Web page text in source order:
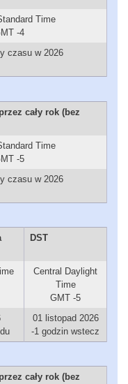
Time
-4
czasu w 2026
cały rok (bez
Time
-5
czasu w 2026
DST
Central Daylight
Time
GMT -5
01 listopad 2026
-1 godzin wstecz
cały rok (bez